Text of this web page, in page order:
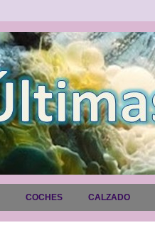
COCHES CALZADO